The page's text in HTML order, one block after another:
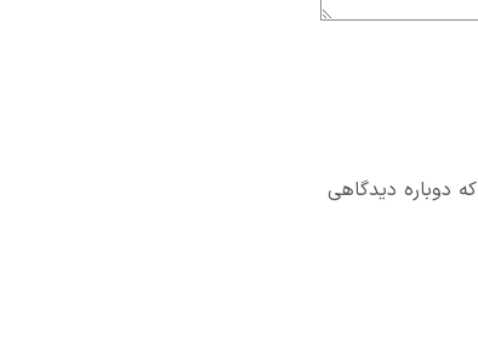
دوباره دیدگاهی